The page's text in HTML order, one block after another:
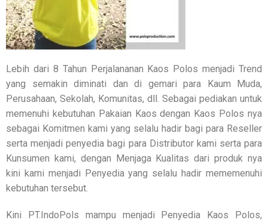
Lebih dari 8 Tahun Perjalananan Kaos Polos menjadi Trend
yang semakin diminati dan di gemari para Kaum Muda,
Perusahaan, Sekolah, Komunitas, dll. Sebagai pediakan untuk
memenuhi kebutuhan Pakaian Kaos dengan Kaos Polos nya
sebagai Komitmen kami yang selalu hadir bagi para Reseller
serta menjadi penyedia bagi para Distributor kami serta para
Kunsumen kami, dengan Menjaga Kualitas dari produk nya
kini kami menjadi Penyedia yang selalu hadir mememenuhi
kebutuhan tersebut.
Kini PT.IndoPols mampu menjadi Penyedia Kaos Polos,